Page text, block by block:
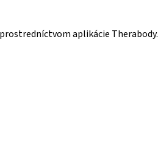
aplikácie Therabody.